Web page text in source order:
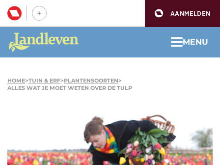
AANMELDEN
MENU
HOME>TUIN & ERF>PLANTENSOORTEN>
ALLES WAT JE MOET WETEN OVER DE TULP